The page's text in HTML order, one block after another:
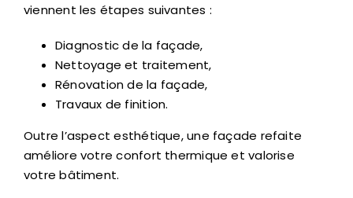
viennent les étapes suivantes :
Diagnostic de la façade,
Nettoyage et traitement,
Rénovation de la façade,
Travaux de finition.
Outre l’aspect esthétique, une façade refaite
améliore votre confort thermique et valorise
votre bâtiment.